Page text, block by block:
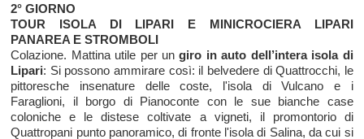
2° GIORNO
TOUR ISOLA DI LIPARI E MINICROCIERA LIPARI
PANAREA E STROMBOLI
Colazione. Mattina utile per ungiro in auto dell’intera isola di
Lipari: Si possono ammirare così: il belvedere di Quattrocchi, le
pittoresche insenature delle coste, l'isola di Vulcano e i
Faraglioni, il borgo di Pianoconte con le sue bianche case
coloniche e le distese coltivate a vigneti, il promontorio di
Quattropani punto panoramico, di fronte l'isola di Salina, da cui si